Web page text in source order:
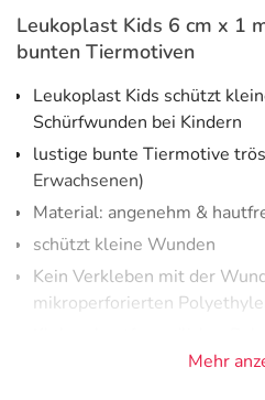
Leukoplast Kids 6 cm x 1
bunten Tiermotiven
Leukoplast Kids schützt
Schürfwunden bei Kindern
lustige bunte Tiermotive
Erwachsenen)
Material: angenehm &
schützt kleine Wunden
Kein Verkleben mit der
mikroperforierten
zuverlässige KlebkraftMehr